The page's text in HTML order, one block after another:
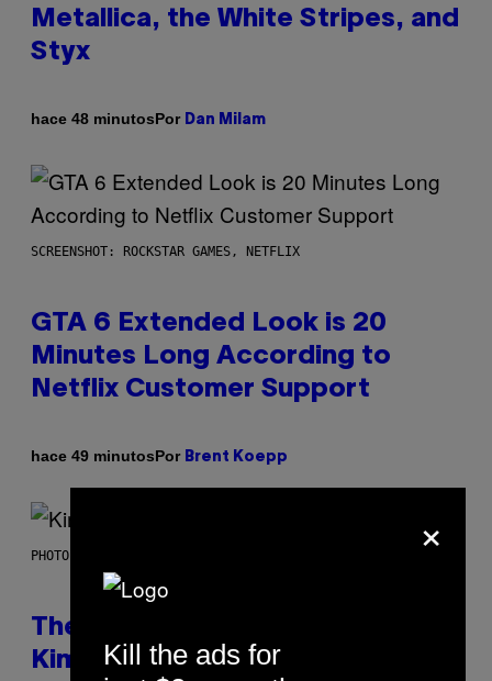
Metallica, the White Stripes, and
Styx
hace 48 minutosPor Dan Milam
SCREENSHOT: ROCKSTAR GAMES, NETFLIX
GTA 6 Extended Look is 20
Minutes Long According to
Netflix Customer Support
hace 49 minutosPor Brent Koepp
PHOTO BY JEFF KRAVITZ/FILMMAGIC
The Set of Lyrics That Still Give
Kim Deal Firsthand
×
Kill the ads for